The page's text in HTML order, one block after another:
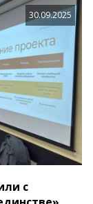
30.09.2025
с